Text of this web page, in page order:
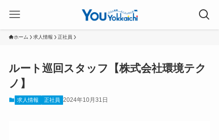
ホーム 求人情報 正社員
ルート巡回スタッフ【株式会社環境テク
ノ】
求人情報 正社員 2024年10月31日